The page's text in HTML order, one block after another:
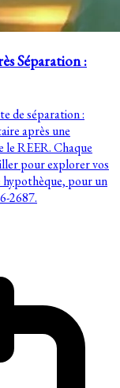
Séparation :
de séparation :
après une
le REER. Chaque
pour explorer vos
hypothèque, pour un
2687.